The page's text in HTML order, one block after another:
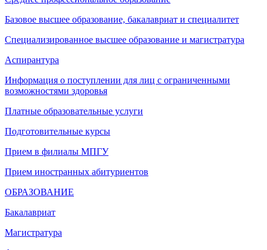
Базовое высшее образование, бакалавриат и специалитет
Специализированное высшее образование и магистратура
Аспирантура
Информация о поступлении для лиц с ограниченными
возможностями здоровья
Платные образовательные услуги
Подготовительные курсы
Прием в филиалы МПГУ
Прием иностранных абитуриентов
ОБРАЗОВАНИЕ
Бакалавриат
Магистратура